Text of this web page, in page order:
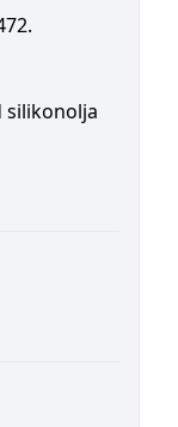
silikonolja